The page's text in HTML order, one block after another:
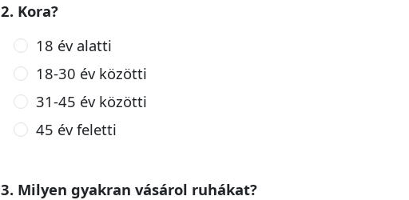
2. Kora?
18 év alatti
18-30 év közötti
31-45 év közötti
45 év feletti
3. Milyen gyakran vásárol ruhákat?